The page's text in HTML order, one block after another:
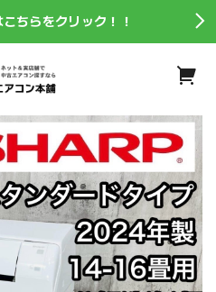
ちらをクリック！！